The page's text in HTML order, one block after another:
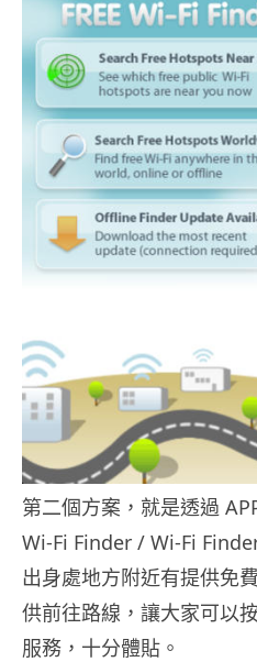
第二個方案，就是透過
Wi-Fi Finder / Wi-Fi
出身處地方附近有提供免
供前往路線，讓大家可以
服務，十分體貼。